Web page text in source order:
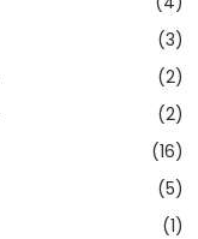
(3)
(2)
(2)
(16)
(5)
(1)